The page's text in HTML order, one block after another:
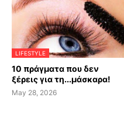
LIFESTYLE
10 πράγματα που δεν
ξέρεις για τη...μάσκαρα!
May 28, 2026